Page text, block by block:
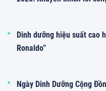
Dinh dưỡng hiệu suất cao
Ronaldo”
Ngày Dinh Dưỡng Cộng